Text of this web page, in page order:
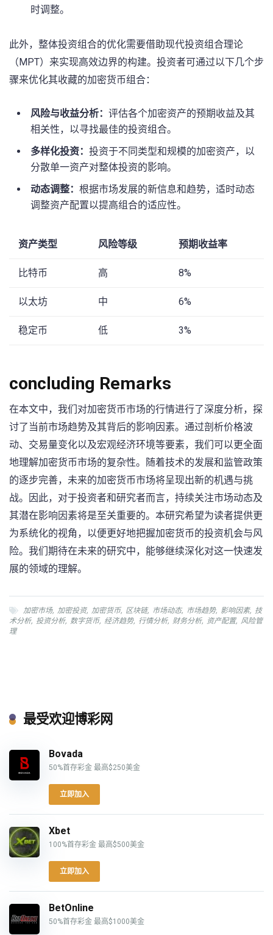
时调整。
此外，整体投资组合的优化需要借助现代投资组合理论
（MPT）来实现高效边界的构建。投资者可通过以下几个步
骤来优化其收藏的加密货币组合：
风险与收益分析： 评估各个加密资产的预期收益及其
相关性，以寻找最佳的投资组合。
多样化投资： 投资于不同类型和规模的加密资产，以
分散单一资产对整体投资的影响。
动态调整： 根据市场发展的新信息和趋势，适时动态
调整资产配置以提高组合的适应性。
资产类型 风险等级 预期收益率
比特币 高 8%
以太坊 中 6%
稳定币 低 3%
concluding Remarks
在本文中，我们对加密货币市场的行情进行了深度分析，探
讨了当前市场趋势及其背后的影响因素。通过剖析价格波
动、交易量变化以及宏观经济环境等要素，我们可以更全面
地理解加密货币市场的复杂性。随着技术的发展和监管政策
的逐步完善，未来的加密货币市场将呈现出新的机遇与挑
战。因此，对于投资者和研究者而言，持续关注市场动态及
其潜在影响因素将是至关重要的。本研究希望为读者提供更
为系统化的视角，以便更好地把握加密货币的投资机会与风
险。我们期待在未来的研究中，能够继续深化对这一快速发
展的领域的理解。
加密市场, 加密投资, 加密货币, 区块链, 市场动态, 市场趋势, 影响因素, 技
术分析, 投资分析, 数字货币, 经济趋势, 行情分析, 财务分析, 资产配置, 风险管
理
最受欢迎博彩网
Bovada
50%首存彩金 最高$250美金
立即加入
Xbet
100%首存彩金 最高$500美金
立即加入
BetOnline
50%首存彩金 最高$1000美金